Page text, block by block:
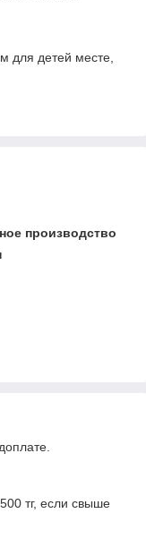
для детей месте,
производство
тг, если свыше